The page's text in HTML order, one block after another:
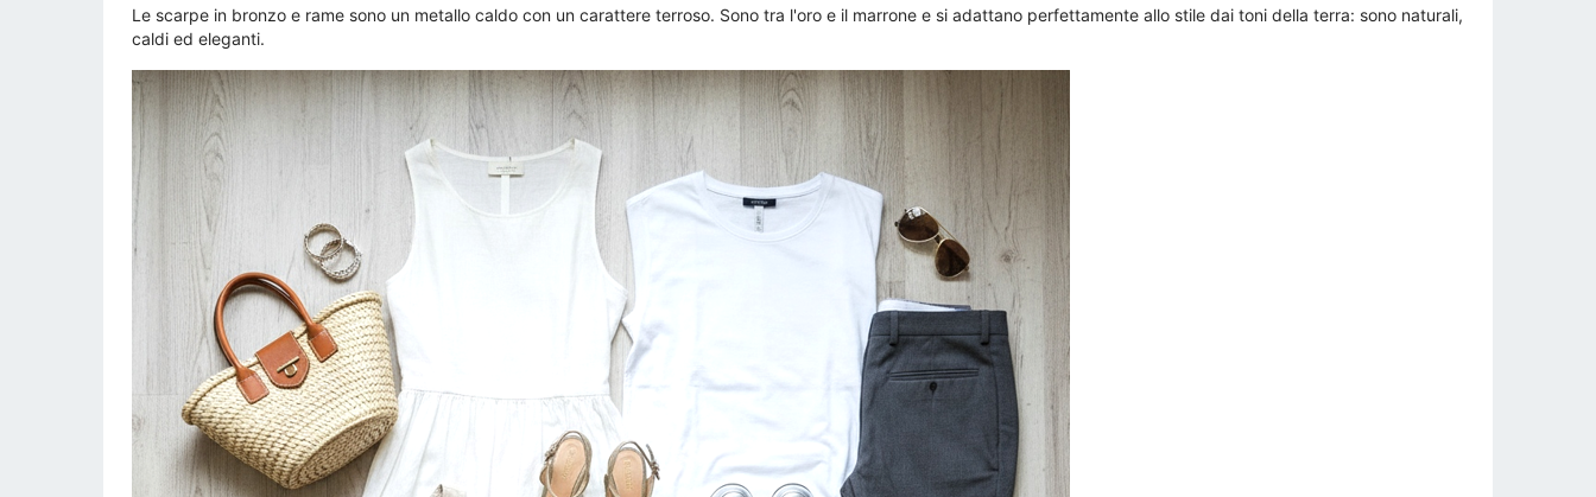
Le scarpe in bronzo e rame sono un metallo caldo con un carattere terroso. Sono tra l'oro e il marrone e si adattano perfettamente allo stile dai toni della terra: sono naturali,
caldi ed eleganti.